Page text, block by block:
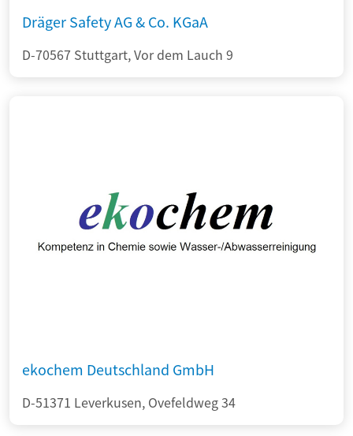
Dräger Safety AG & Co. KGaA
D-70567 Stuttgart, Vor dem Lauch 9
ekochem Deutschland GmbH
D-51371 Leverkusen, Ovefeldweg 34